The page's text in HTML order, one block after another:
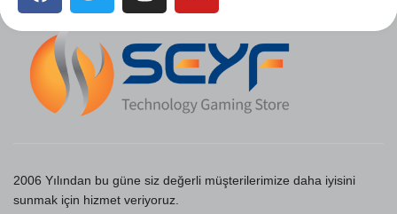
2006 Yılından bu güne siz değerli müşterilerimize daha iyisini
sunmak için hizmet veriyoruz.